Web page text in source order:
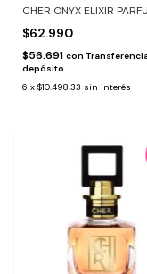
CHER ONYX ELIXIR
$62.990
$56.691 con
depósito
6 x $10.498,33 sin interés